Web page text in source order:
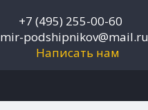
+7 (495) 255-00-60
mir-podshipnikov@mail.ru
Написать нам